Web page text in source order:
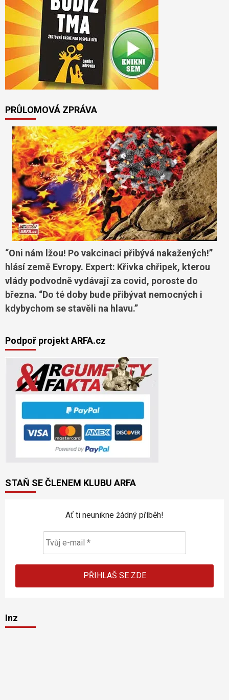
PRŮLOMOVÁ ZPRÁVA
“Oni nám lžou! Po vakcinaci přibývá nakažených!”
hlásí země Evropy. Expert: Křivka chřipek, kterou
vlády podvodně vydávají za covid, poroste do
března. “Do té doby bude přibývat nemocných i
kdybychom se stavěli na hlavu.”
Podpoř projekt ARFA.cz
STAŇ SE ČLENEM KLUBU ARFA
Ať ti neunikne žádný příběh!
Inz